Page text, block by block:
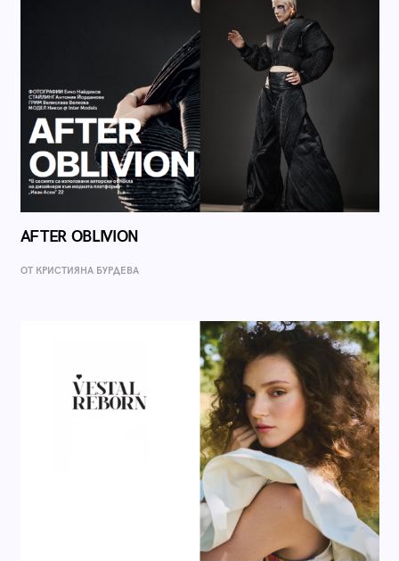
AFTER OBLIVION
ОТ КРИСТИЯНА БУРДЕВА